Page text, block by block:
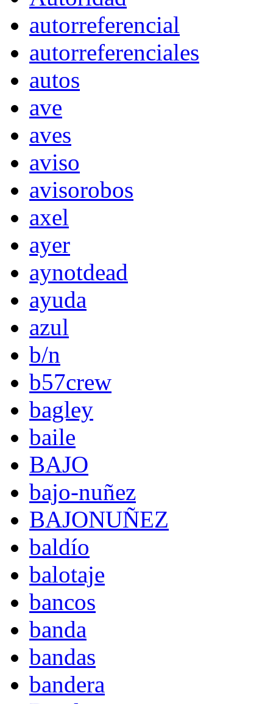
autorreferencial
autorreferenciales
autos
ave
aves
aviso
avisorobos
axel
ayer
aynotdead
ayuda
azul
b/n
b57crew
bagley
baile
BAJO
bajo-nuñez
BAJONUÑEZ
baldío
balotaje
bancos
banda
bandas
bandera